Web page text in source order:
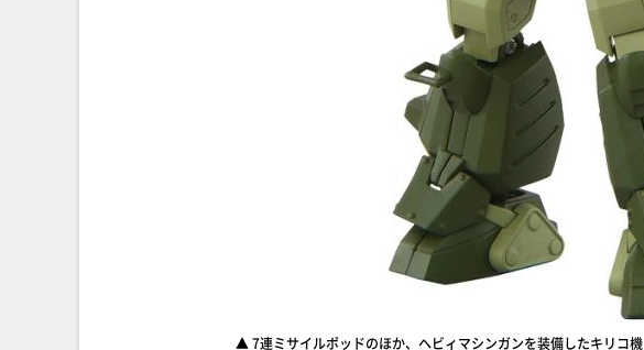
▲ 7連ミサイルポッドのほか、ヘビィマシンガンを装備したキリコ機